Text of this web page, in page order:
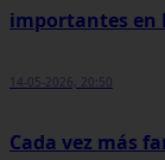
importantes en
14-05-2026, 20:50
Cada vez más